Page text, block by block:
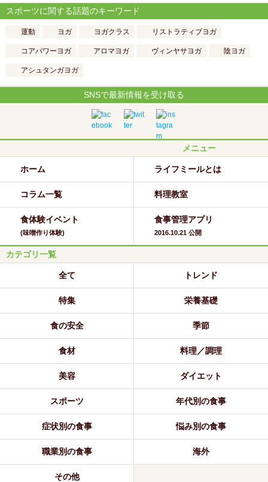
スポーツに関する話題のキーワード
運動 ヨガ ヨガクラス リストラティブヨガ
コアパワーヨガ アロマヨガ ヴィンヤサヨガ 陰ヨガ
アシュタンガヨガ
SNSで最新情報を受け取る
メニュー
ホーム ライフミールとは
コラム一覧 料理教室
食体験イベント
(味噌作り体験)
食事管理アプリ
2016.10.21 公開
カテゴリ一覧
全て トレンド
特集 栄養基礎
食の安全 季節
食材 料理／調理
美容 ダイエット
スポーツ 年代別の食事
症状別の食事 悩み別の食事
職業別の食事 海外
その他